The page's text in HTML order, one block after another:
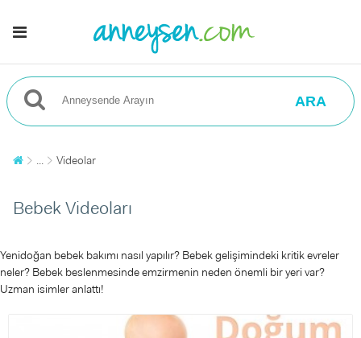
ARA
... Videolar
Bebek Videoları
Yenidoğan bebek bakımı nasıl yapılır? Bebek gelişimindeki kritik evreler
neler? Bebek beslenmesinde emzirmenin neden önemli bir yeri var?
Uzman isimler anlattı!